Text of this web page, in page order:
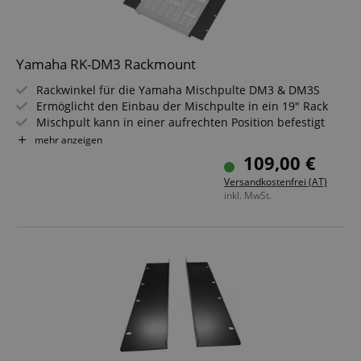
Yamaha RK-DM3 Rackmount
Rackwinkel für die Yamaha Mischpulte DM3 & DM3S
Ermöglicht den Einbau der Mischpulte in ein 19" Rack
Mischpult kann in einer aufrechten Position befestigt
werden
Hochwertige und robuste Verarbeitung, für sicheren Halt
mehr anzeigen
109,00 €
Versandkostenfrei (AT)
inkl. MwSt.
etc.).
Google-
Datenschutzerklärung